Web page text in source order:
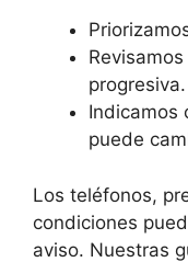
progresiva.
Indicamos
puede
Los teléfonos,
condiciones
aviso. Nuestras